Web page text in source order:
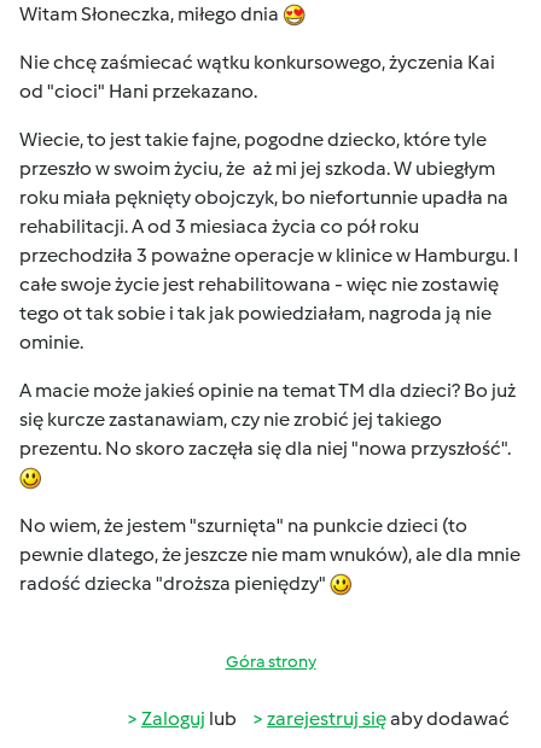
Witam Słoneczka, miłego dnia
Nie chcę zaśmiecać wątku konkursowego, życzenia Kai
od "cioci" Hani przekazano.
Wiecie, to jest takie fajne, pogodne dziecko, które tyle
przeszło w swoim życiu, że aż mi jej szkoda. W ubiegłym
roku miała pęknięty obojczyk, bo niefortunnie upadła na
rehabilitacji. A od 3 miesiaca życia co pół roku
przechodziła 3 poważne operacje w klinice w Hamburgu. I
całe swoje życie jest rehabilitowana - więc nie zostawię
tego ot tak sobie i tak jak powiedziałam, nagroda ją nie
ominie.
A macie może jakieś opinie na temat TM dla dzieci? Bo już
się kurcze zastanawiam, czy nie zrobić jej takiego
prezentu. No skoro zaczęła się dla niej "nowa przyszłość".
No wiem, że jestem "szurnięta" na punkcie dzieci (to
pewnie dlatego, że jeszcze nie mam wnuków), ale dla mnie
radość dziecka "droższa pieniędzy"
Góra strony
Zaloguj lub zarejestruj sięaby dodawać